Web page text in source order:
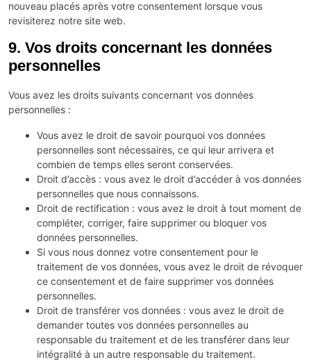
nouveau placés après votre consentement lorsque vous
revisiterez notre site web.
9. Vos droits concernant les données
personnelles
Vous avez les droits suivants concernant vos données
personnelles :
Vous avez le droit de savoir pourquoi vos données
personnelles sont nécessaires, ce qui leur arrivera et
combien de temps elles seront conservées.
Droit d’accès : vous avez le droit d’accéder à vos données
personnelles que nous connaissons.
Droit de rectification : vous avez le droit à tout moment de
compléter, corriger, faire supprimer ou bloquer vos
données personnelles.
Si vous nous donnez votre consentement pour le
traitement de vos données, vous avez le droit de révoquer
ce consentement et de faire supprimer vos données
personnelles.
Droit de transférer vos données : vous avez le droit de
demander toutes vos données personnelles au
responsable du traitement et de les transférer dans leur
intégralité à un autre responsable du traitement.